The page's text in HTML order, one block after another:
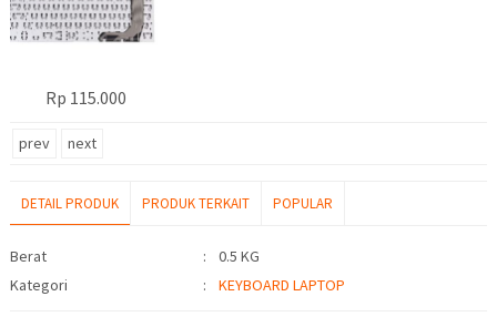
Rp 115.000
prev next
DETAIL PRODUK PRODUK TERKAIT POPULAR
Detail Produk
Berat :
0.5 KG
Kategori
: KEYBOARD LAPTOP